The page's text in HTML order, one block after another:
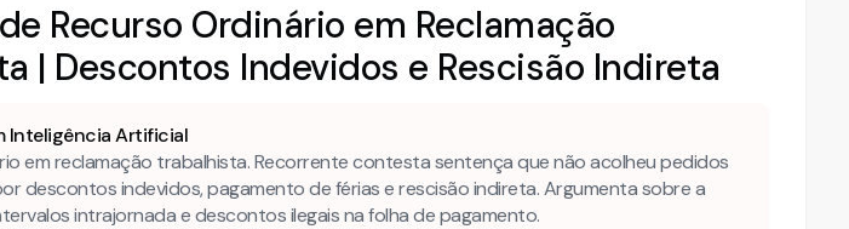
Recurso Ordinário em Reclamação
| Descontos Indevidos e Rescisão Indireta
Inteligência Artificial
em reclamação trabalhista. Recorrente contesta sentença que não acolheu pedidos
descontos indevidos, pagamento de férias e rescisão indireta. Argumenta sobre a
intrajornada e descontos ilegais na folha de pagamento.